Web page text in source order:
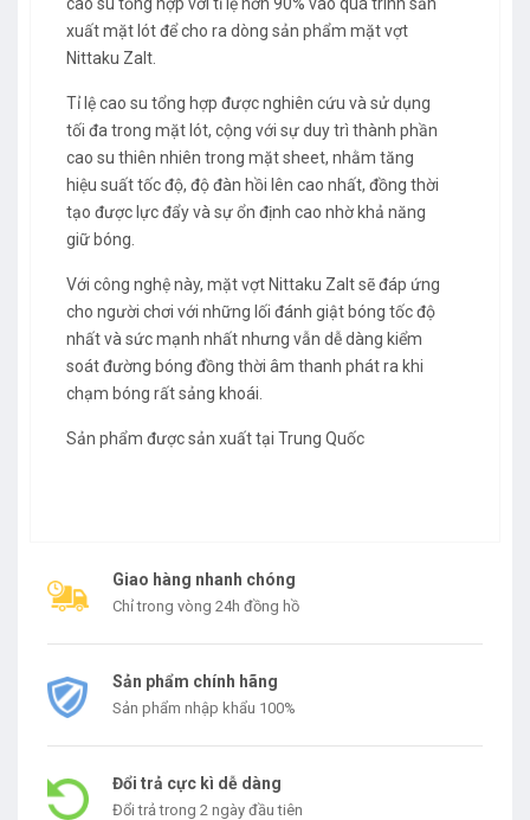
xuất mặt lót để cho ra dòng sản phẩm mặt vợt
Nittaku Zalt.
Tỉ lệ cao su tổng hợp được nghiên cứu và sử dụng
tối đa trong mặt lót, cộng với sự duy trì thành phần
cao su thiên nhiên trong mặt sheet, nhằm tăng
hiệu suất tốc độ, độ đàn hồi lên cao nhất, đồng thời
tạo được lực đẩy và sự ổn định cao nhờ khả năng
giữ bóng.
Với công nghệ này, mặt vợt Nittaku Zalt sẽ đáp ứng
cho người chơi với những lối đánh giật bóng tốc độ
nhất và sức mạnh nhất nhưng vẫn dễ dàng kiểm
soát đường bóng đồng thời âm thanh phát ra khi
chạm bóng rất sảng khoái.
Sản phẩm được sản xuất tại Trung Quốc
Giao hàng nhanh chóng
Chỉ trong vòng 24h đồng hồ
Sản phẩm chính hãng
Sản phẩm nhập khẩu 100%
Đổi trả cực kì dễ dàng
Đổi trả trong 2 ngày đầu tiên